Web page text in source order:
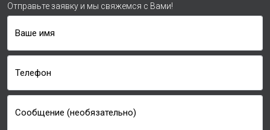
Отправьте заявку и мы свяжемся с Вами!
Ваше имя
Телефон
Сообщение (необязательно)